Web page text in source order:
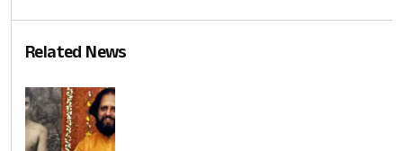
Related News